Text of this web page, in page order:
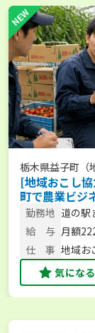
栃木県益子町（
[地域おこし
町で農業ビジ
22.2万円／
は相談からも
勤務地 道の駅
子町
給 与 月額
仕 事 地域お
支える
支管理
気になる